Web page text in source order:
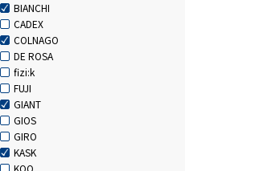
BIANCHI
CADEX
COLNAGO
DE ROSA
fizi:k
FUJI
GIANT
GIOS
GIRO
KASK